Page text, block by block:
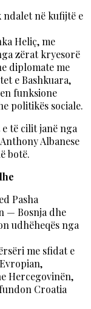
ndalet në kufijtë e
Heliç, me
zërat kryesorë
diplomate me
e Bashkuara,
funksione
politikës sociale.
të cilit janë nga
Albanese
botë.
Pasha
— Bosnja dhe
udhëheqës nga
me sfidat e
Hercegovinën,
Croatia